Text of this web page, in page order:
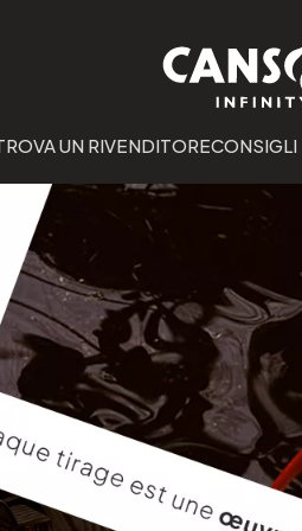
UN RIVENDITORECONSIGLI